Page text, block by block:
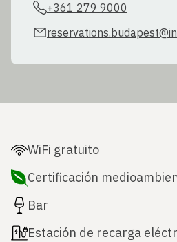
+361 279 9000
WiFi gratuito
Certificación
Bar
Estación de recarga